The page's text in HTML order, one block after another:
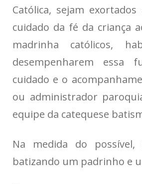
Católica, sejam
cuidado da fé da criança
madrinha católicos,
desempenharem essa
cuidado e o
ou administrador
equipe da catequese
Na medida do
batizando um padrinho e